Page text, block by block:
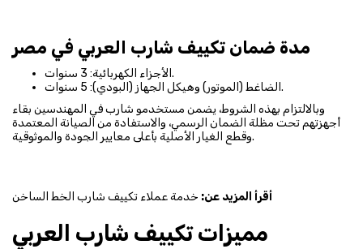
مدة ضمان تكييف شارب العربي في مصر
الأجزاء الكهربائية: 3 سنوات.
الضاغط (الموتور) وهيكل الجهاز (البودي): 5 سنوات.
وبالالتزام بهذه الشروط، يضمن مستخدمو شارب في المهندسين بقاء
أجهزتهم تحت مظلة الضمان الرسمي، والاستفادة من الصيانة المعتمدة
وقطع الغيار الأصلية بأعلى معايير الجودة والموثوقية.
أقرأ المزيد عن:
مميزات تكييف شارب العربي